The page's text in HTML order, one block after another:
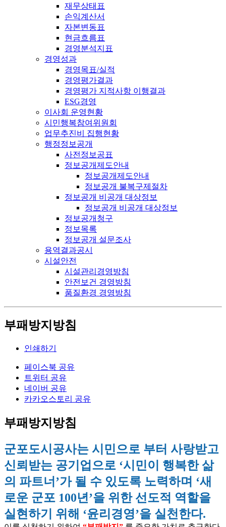
재무상태표
손익계산서
자본변동표
현금흐름표
경영분석지표
경영성과
경영목표/실적
경영평가결과
경영평가 지적사항 이행결과
ESG경영
이사회 운영현황
시민행복참여위원회
업무추진비 집행현황
행정정보공개
사전정보공표
정보공개제도안내
정보공개제도안내
정보공개 불복구제절차
정보공개 비공개 대상정보
정보공개 비공개 대상정보
정보공개청구
정보목록
정보공개 설문조사
용역결과공시
시설안전
시설관리경영방침
안전보건 경영방침
품질환경 경영방침
부패방지방침
인쇄하기
페이스북 공유
트위터 공유
네이버 공유
카카오스토리 공유
부패방지방침
군포도시공사는 시민으로 부터 사랑받고
신뢰받는 공기업으로 ‘시민이 행복한 삶
의 파트너’가 될 수 있도록 노력하며 ‘새
로운 군포 100년’을 위한 선도적 역할을
실현하기 위해 ‘윤리경영’을 실천한다.